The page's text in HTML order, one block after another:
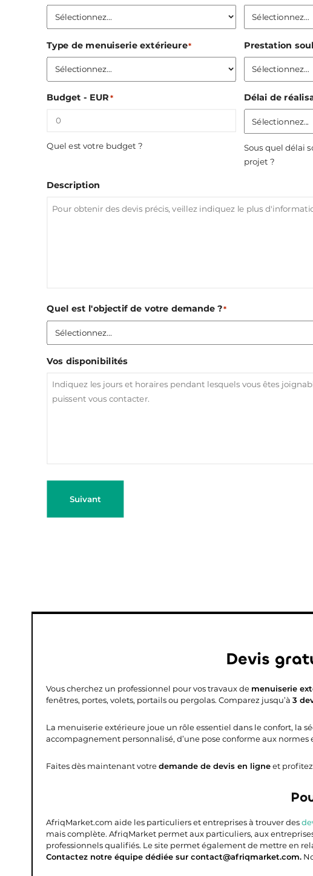
Type de menuiserie extérieure* Prestation
Budget - EUR *
Quel est votre budget ?
Délai de
Sous quel délai
projet ?
Description
Quel est l'objectif de votre demande ?*
Vos disponibilités
Suivant
Devis
Vous cherchez un professionnel pour vos travaux de menuiserie
fenêtres, portes, volets, portails ou pergolas. Comparez jusqu’à 3
La menuiserie extérieure joue un rôle essentiel dans le confort, la
accompagnement personnalisé, d’une pose conforme aux
Faites dès maintenant votredemande de devis en ligneet
AfriqMarket.com aide les particuliers et entreprises à trouver des
mais complète. AfriqMarket permet aux particuliers, aux
professionnels qualifiés. Le site permet également de mettre en
Contactez notre équipe dédiée sur contact@afriqmarket.com.